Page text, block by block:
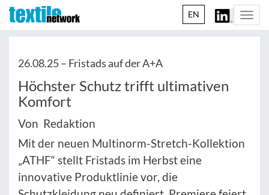
EN
26.08.25 – Fristads auf der A+A
Höchster Schutz trifft ultimativen
Komfort
Von Redaktion
Mit der neuen Multinorm-Stretch-Kollektion
„ATHF“ stellt Fristads im Herbst eine
innovative Produktlinie vor, die